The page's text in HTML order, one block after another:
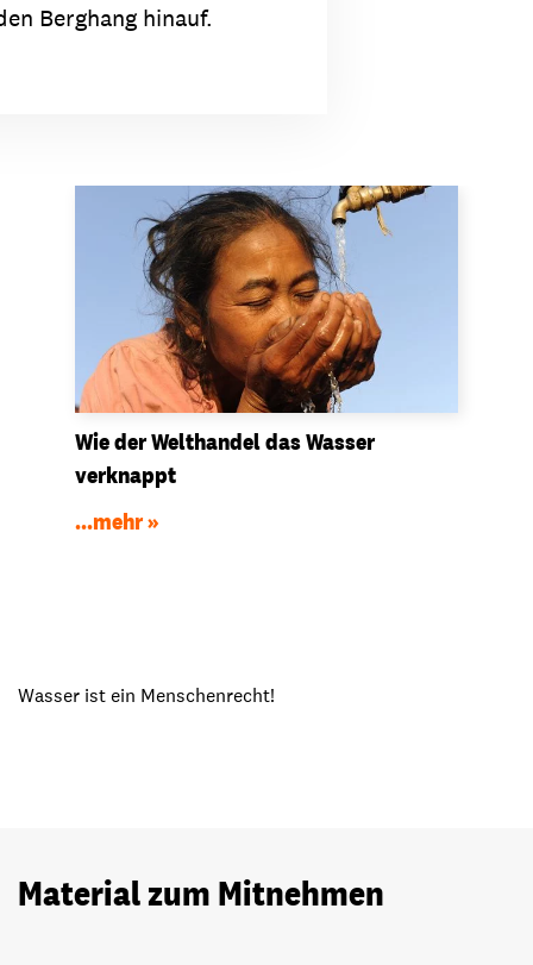
Berghang hinauf.
Wie der Welthandel das Wasser
verknappt
...mehr
Wasser ist ein Menschenrecht!
Material zum Mitnehmen